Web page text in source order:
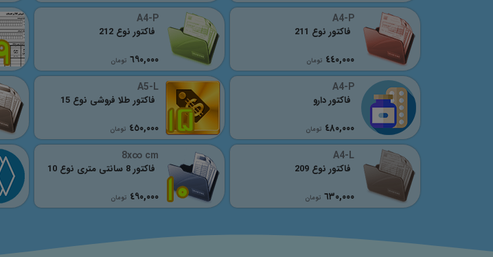
A4-P
٤٤٠,٠٠٠ تومان
فاکتور نوع 211
A4-P
٦٩٠,٠٠٠ تومان
فاکتور نوع 212
A4-P
٤٨٠,٠٠٠ تومان
فاکتور دارو
A5-L
٤٥٠,٠٠٠ تومان
فاکتور طلا فروشی نوع 15
A4-L
٦٣٠,٠٠٠ تومان
فاکتور نوع 209
8x∞ cm
٤٩٠,٠٠٠ تومان
فاکتور 8 سانتی متری نوع 10